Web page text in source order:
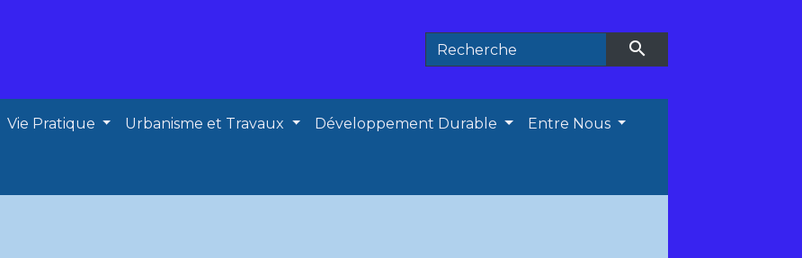
search
Vie Pratique Urbanisme et Travaux Développement Durable Entre Nous